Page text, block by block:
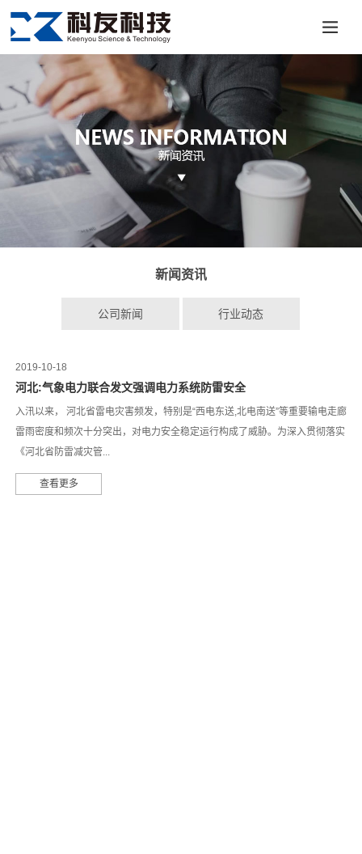
新闻资讯
公司新闻 行业动态
2019-10-18
河北:气象电力联合发文强调电力系统防雷安全
入汛以来， 河北省雷电灾害频发，特别是“西电东送,北电南送”等重要输电走廊
雷雨密度和频次十分突出，对电力安全稳定运行构成了威胁。为深入贯彻落实
《河北省防雷减灾管...
查看更多